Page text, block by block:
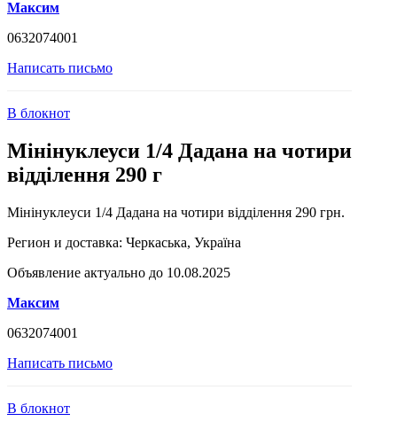
Максим
0632074001
Написать письмо
В блокнот
Мінінуклеуси 1/4 Дадана на чотири
відділення 290 г
Мінінуклеуси 1/4 Дадана на чотири відділення 290 грн.
Регион и доставка: Черкаська, Україна
Объявление актуально до 10.08.2025
Максим
0632074001
Написать письмо
В блокнот